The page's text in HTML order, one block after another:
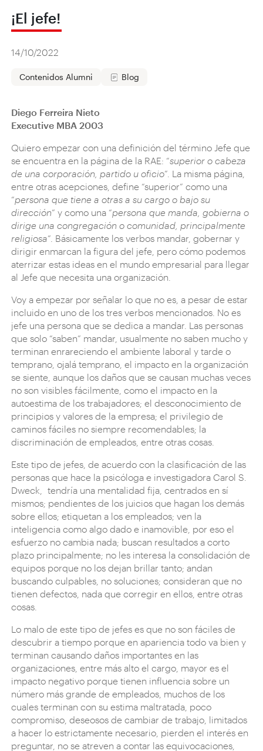
¡El jefe!
14/10/2022
Contenidos Alumni Blog
Diego Ferreira Nieto
Executive MBA 2003
Quiero empezar con una definición del término Jefe que
se encuentra en la página de la RAE: “superior o cabeza
de una corporación, partido u oficio”. La misma página,
entre otras acepciones, define “superior” como una
“persona que tiene a otras a su cargo o bajo su
dirección” y como una “persona que manda, gobierna o
dirige una congregación o comunidad, principalmente
religiosa”. Básicamente los verbos mandar, gobernar y
dirigir enmarcan la figura del jefe, pero cómo podemos
aterrizar estas ideas en el mundo empresarial para llegar
al Jefe que necesita una organización.
Voy a empezar por señalar lo que no es, a pesar de estar
incluido en uno de los tres verbos mencionados. No es
jefe una persona que se dedica a mandar. Las personas
que solo “saben” mandar, usualmente no saben mucho y
terminan enrareciendo el ambiente laboral y tarde o
temprano, ojalá temprano, el impacto en la organización
se siente, aunque los daños que se causan muchas veces
no son visibles fácilmente, como el impacto en la
autoestima de los trabajadores; el desconocimiento de
principios y valores de la empresa; el privilegio de
caminos fáciles no siempre recomendables; la
discriminación de empleados, entre otras cosas.
Este tipo de jefes, de acuerdo con la clasificación de las
personas que hace la psicóloga e investigadora Carol S.
Dweck, tendría una mentalidad fija, centrados en sí
mismos; pendientes de los juicios que hagan los demás
sobre ellos; etiquetan a los empleados; ven la
inteligencia como algo dado e inamovible, por eso el
esfuerzo no cambia nada; buscan resultados a corto
plazo principalmente; no les interesa la consolidación de
equipos porque no los dejan brillar tanto; andan
buscando culpables, no soluciones; consideran que no
tienen defectos, nada que corregir en ellos, entre otras
cosas.
Lo malo de este tipo de jefes es que no son fáciles de
descubrir a tiempo porque en apariencia todo va bien y
terminan causando daños importantes en las
organizaciones, entre más alto el cargo, mayor es el
impacto negativo porque tienen influencia sobre un
número más grande de empleados, muchos de los
cuales terminan con su estima maltratada, poco
compromiso, deseosos de cambiar de trabajo, limitados
a hacer lo estrictamente necesario, pierden el interés en
preguntar, no se atreven a contar las equivocaciones,